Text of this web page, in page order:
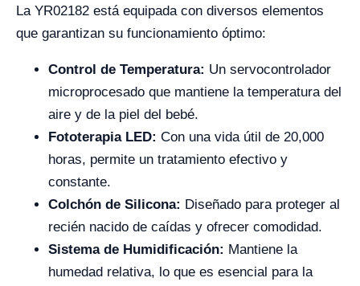
La YR02182 está equipada con diversos elementos
que garantizan su funcionamiento óptimo:
Control de Temperatura: Un servocontrolador
microprocesado que mantiene la temperatura del
aire y de la piel del bebé.
Fototerapia LED: Con una vida útil de 20,000
horas, permite un tratamiento efectivo y
constante.
Colchón de Silicona: Diseñado para proteger al
recién nacido de caídas y ofrecer comodidad.
Sistema de Humidificación: Mantiene la
humedad relativa, lo que es esencial para la